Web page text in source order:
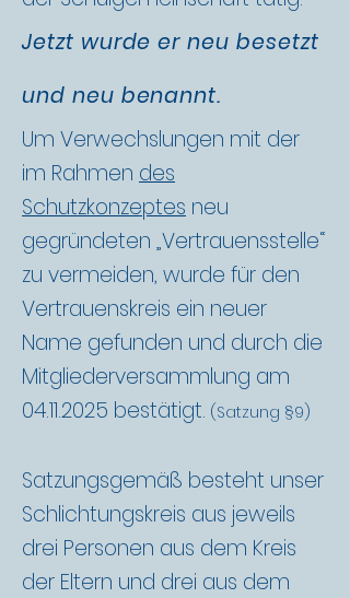
Jetzt wurde er neu besetzt
und neu benannt.
Um Verwechslungen mit der
im Rahmen des
Schutzkonzeptes neu
gegründeten „Vertrauensstelle“
zu vermeiden, wurde für den
Vertrauenskreis ein neuer
Name gefunden und durch die
Mitgliederversammlung am
04.11.2025 bestätigt. (Satzung §9)
Satzungsgemäß besteht unser
Schlichtungskreis aus jeweils
drei Personen aus dem Kreis
der Eltern und drei aus dem